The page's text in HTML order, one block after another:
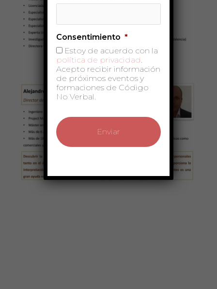
Consentimiento *
Estoy de acuerdo con la
política de privacidad
Acepto recibir información
de próximos eventos y
formaciones de Código
No Verbal.